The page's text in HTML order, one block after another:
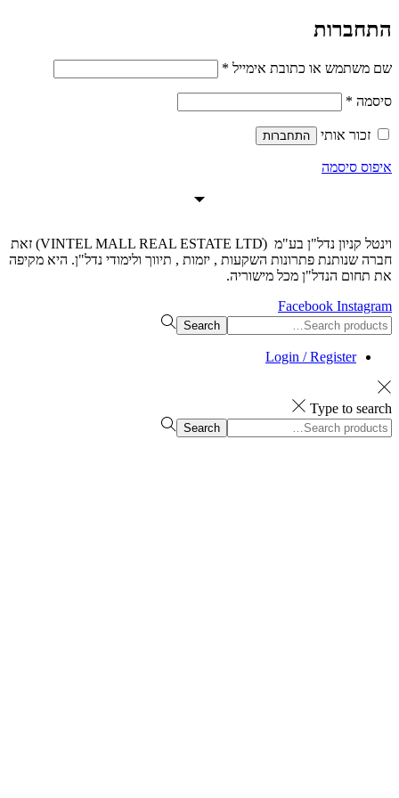
התחברות
שם משתמש או כתובת אימייל *
סיסמה *
זכור אותי התחברות
איפוס סיסמה
וינטל קניון נדל"ן בע"מ (VINTEL MALL REAL ESTATE LTDׁׂ) זאת
חברה שנותנת פתרונות השקעות , יזמות , תיווך ולימודי נדל"ן. היא מקיפה
את תחום הנדל"ן מכל מישוריה.
Facebook Instagram
Search
for:>
Search
Login / Register
Type to search
Search
for:>
Search